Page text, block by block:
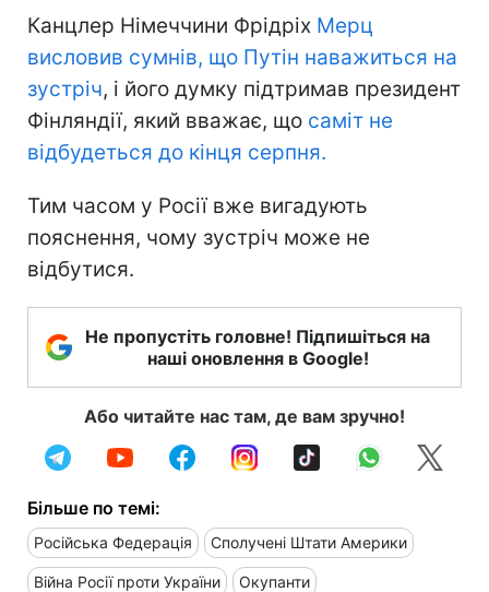
Канцлер Німеччини Фрідріх Мерц
висловив сумнів, що Путін наважиться на
зустріч, і його думку підтримав президент
Фінляндії, який вважає, що саміт не
відбудеться до кінця серпня.
Тим часом у Росії вже вигадують
пояснення, чому зустріч може не
відбутися.
Не пропустіть головне! Підпишіться на
наші оновлення в Google!
Або читайте нас там, де вам зручно!
Більше по темі:
Російська Федерація Сполучені Штати Америки
Війна Росії проти України Окупанти